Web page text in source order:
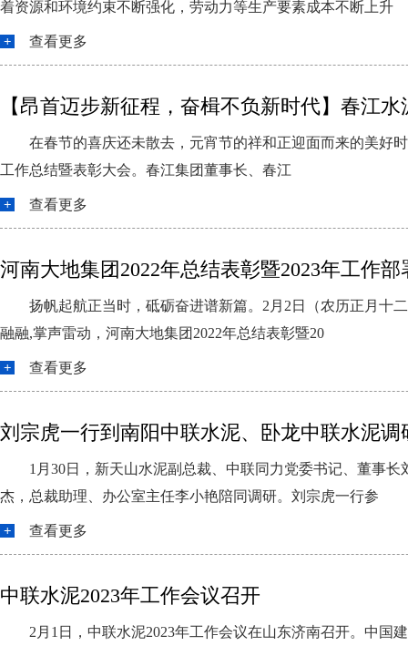
着资源和环境约束不断强化，劳动力等生产要素成本不断上升
查看更多
【昂首迈步新征程，奋楫不负新时代】春江
在春节的喜庆还未散去，元宵节的祥和正迎面而来的美好
工作总结暨表彰大会。春江集团董事长、春江
查看更多
河南大地集团2022年总结表彰暨2023年工作
扬帆起航正当时，砥砺奋进谱新篇。2月2日（农历正月十
融融,掌声雷动，河南大地集团2022年总结表彰暨20
查看更多
刘宗虎一行到南阳中联水泥、卧龙中联水泥调
1月30日，新天山水泥副总裁、中联同力党委书记、董事
杰，总裁助理、办公室主任李小艳陪同调研。刘宗虎一行参
查看更多
中联水泥2023年工作会议召开
2月1日，中联水泥2023年工作会议在山东济南召开。中